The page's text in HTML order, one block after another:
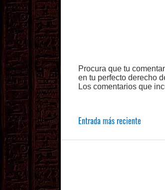
Procura que tu
en tu perfecto derecho
Los comentarios que
Entrada más reciente